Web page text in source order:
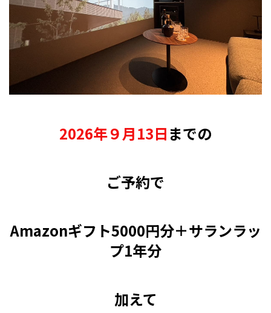
2026年９月13日 までの
ご予約で
Amazonギフト5000円分＋サランラッ
プ1年分
加えて